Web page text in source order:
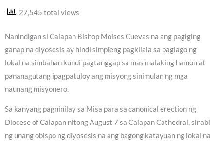
27,545 total views
Nanindigan si Calapan Bishop Moises Cuevas na ang pagiging
ganap na diyosesis ay hindi simpleng pagkilala sa paglago ng
lokal na simbahan kundi pagtanggap sa mas malaking hamon at
pananagutang ipagpatuloy ang misyong sinimulan ng mga
naunang misyonero.
Sa kanyang pagninilay sa Misa para sa canonical erection ng
Diocese of Calapan nitong August 7 sa Calapan Cathedral, sinabi
ng unang obispo ng diyosesis na ang bagong katayuan ng lokal na